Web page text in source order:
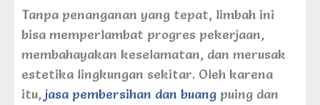
Tanpa penanganan yang tepat, limbah ini
bisa memperlambat progres pekerjaan,
membahayakan keselamatan, dan merusak
estetika lingkungan sekitar. Oleh karena
itu, jasa pembersihan dan buang puing dan